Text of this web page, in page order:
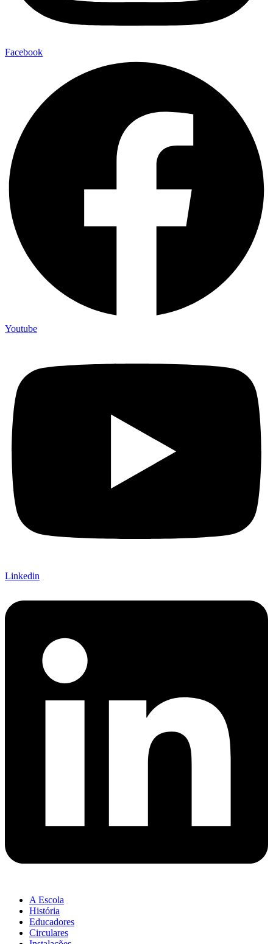
Facebook
Youtube
Linkedin
A Escola
História
Educadores
Circulares